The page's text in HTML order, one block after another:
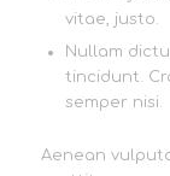
vitae, justo.
Nullam
tincidunt.
semper nisi.
Aenean